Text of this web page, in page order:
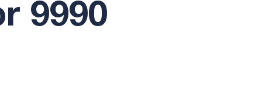
9990